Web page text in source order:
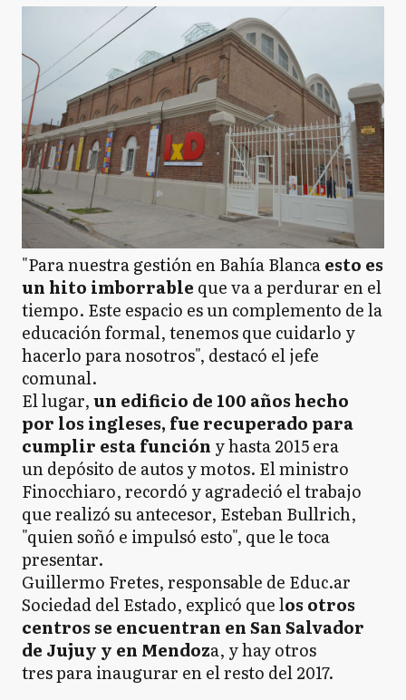
"Para nuestra gestión en Bahía Blancaesto es
un hito imborrable que va a perdurar en el
tiempo. Este espacio es un complemento de la
educación formal, tenemos que cuidarlo y
hacerlo para nosotros", destacó el jefe
comunal.
El lugar,un edificio de 100 años hecho
por los ingleses, fue recuperado para
cumplir esta función y hasta 2015 era
un depósito de autos y motos. El ministro
Finocchiaro, recordó y agradeció el trabajo
que realizó su antecesor, Esteban Bullrich,
"quien soñó e impulsó esto", que le toca
presentar.
Guillermo Fretes, responsable de Educ.ar
Sociedad del Estado, explicó que los otros
centros se encuentran en San Salvador
de Jujuy y en Mendoza, y hay otros
tres para inaugurar en el resto del 2017.